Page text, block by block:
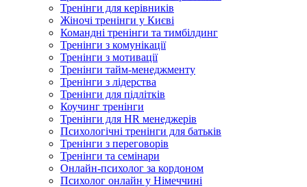
Тренінги для керівників
Жіночі тренінги у Києві
Командні тренінги та тимбілдинг
Тренінги з комунікації
Тренінги з мотивації
Тренінги тайм-менеджменту
Тренінги з лідерства
Тренінги для підлітків
Коучинг тренінги
Тренінги для HR менеджерів
Психологічні тренінги для батьків
Тренінги з переговорів
Тренінги та семінари
Онлайн-психолог за кордоном
Психолог онлайн у Німеччині